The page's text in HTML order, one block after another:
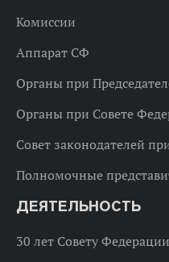
Комиссии
Аппарат СФ
Органы при
Органы при Совете
Совет законодателей
Полномочные
ДЕЯТЕЛЬНОСТЬ
30 лет Совету Федерации